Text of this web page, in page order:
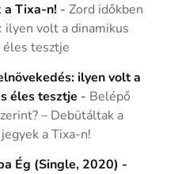
a Tixa-n! -Zord időkben
ilyen volt a dinamikus
éles tesztje
ilyen volt a
éles tesztje - Belépő
– Debütáltak a
a Tixa-n!
Ég (Single, 2020) -